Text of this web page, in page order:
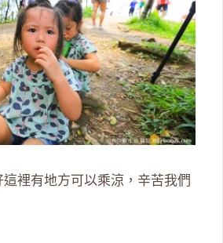
裡有地方可以乘涼，辛苦我們